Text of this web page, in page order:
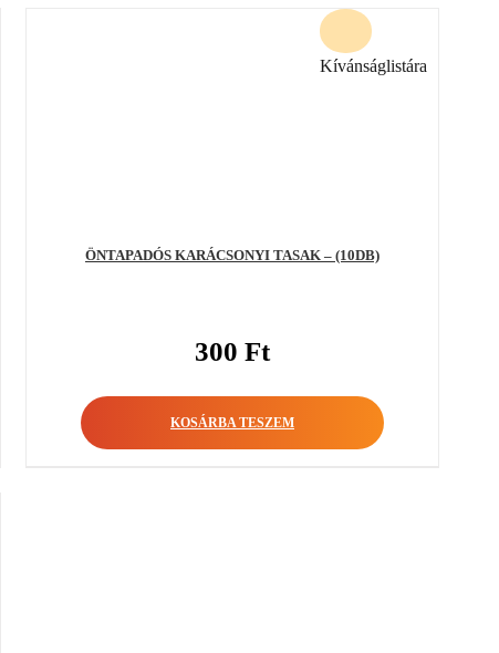
ÖNTAPADÓS KARÁCSONYI TASAK – (10DB)
300 Ft
KOSÁRBA TESZEM
Kívánságlistára